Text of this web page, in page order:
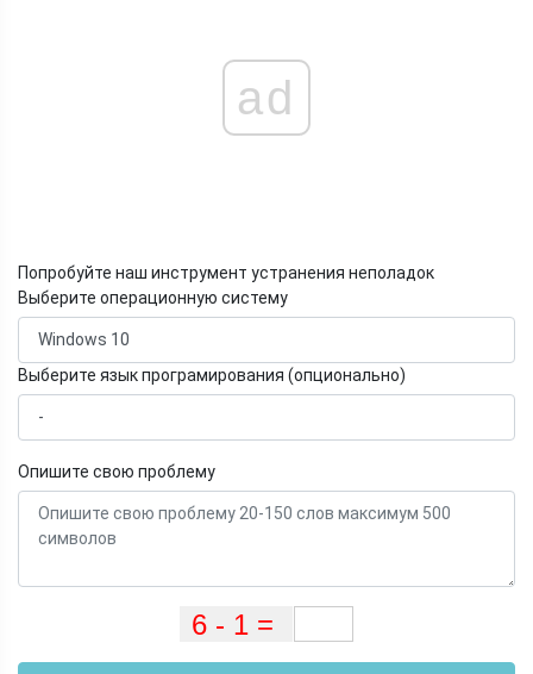
ad
Попробуйте наш инструмент устранения неполадок
Выберите операционную систему
Выберите язык програмирования (опционально)
Опишите свою проблему